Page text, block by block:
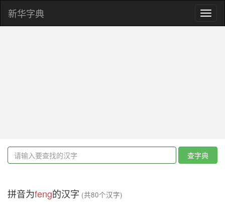
新华字典
查字典
拼音为feng的汉字 (共80个汉字)